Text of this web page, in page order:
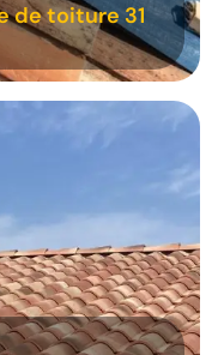
de toiture 31